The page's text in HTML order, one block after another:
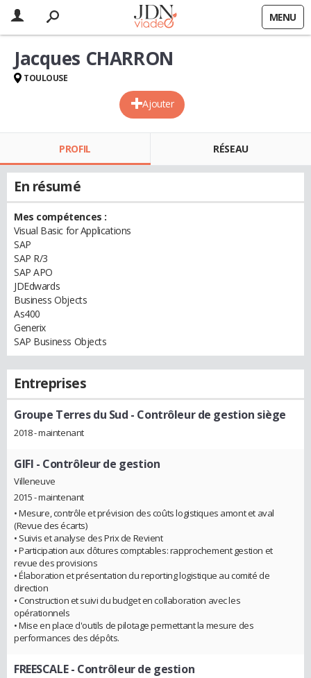
MENU
Ajouter
Jacques CHARRON
TOULOUSE
PROFIL RÉSEAU
En résumé
Mes compétences :
Visual Basic for Applications
SAP
SAP R/3
SAP APO
JDEdwards
Business Objects
As400
Generix
SAP Business Objects
Entreprises
Groupe Terres du Sud - Contrôleur de gestion siège
2018 - maintenant
GIFI - Contrôleur de gestion
Villeneuve
2015 - maintenant
• Mesure, contrôle et prévision des coûts logistiques amont et aval
(Revue des écarts)
• Suivis et analyse des Prix de Revient
• Participation aux clôtures comptables: rapprochement gestion et
revue des provisions
• Élaboration et présentation du reporting logistique au comité de
direction
• Construction et suivi du budget en collaboration avec les
opérationnels
• Mise en place d'outils de pilotage permettant la mesure des
performances des dépôts.
FREESCALE- Contrôleur de gestion